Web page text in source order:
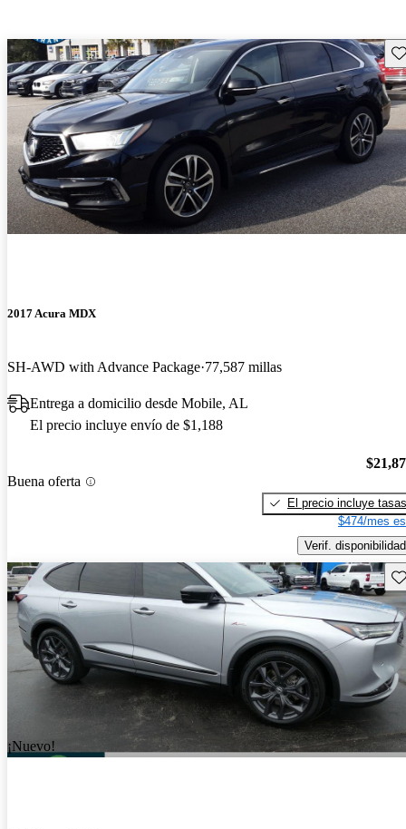
2017 Acura MDX
SH-AWD with Advance Package 77,587 millas
Entrega a domicilio desde Mobile, AL
El precio incluye envío de $1,188
Buena oferta
El precio incluye tasas
$474/mes
Verif. disponibilidad
¡Nuevo!